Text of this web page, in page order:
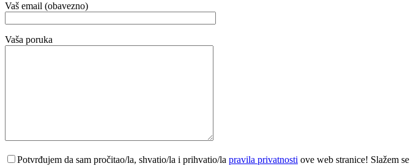
Vaš email (obavezno)
Vaša poruka
Potvrđujem da sam pročitao/la, shvatio/la i prihvatio/la pravila privatnosti ove web stranice! Slažem